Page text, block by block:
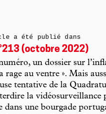
a été publié dans
(octobre 2022)
un dossier sur
rage au ventre ». Mais
tentative de la
la vidéosurveillance
dans une bourgade